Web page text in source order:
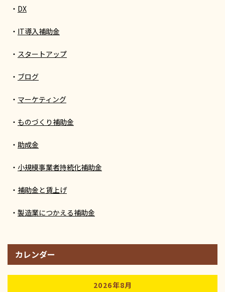
DX
IT導入補助金
スタートアップ
ブログ
マーケティング
ものづくり補助金
助成金
小規模事業者持続化補助金
補助金と賃上げ
製造業につかえる補助金
カレンダー
2026年8月